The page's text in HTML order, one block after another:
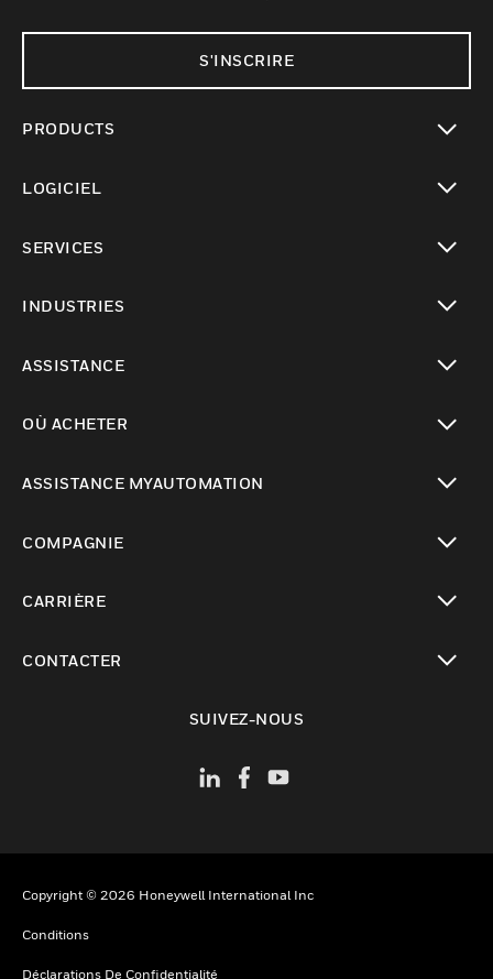
S'INSCRIRE
PRODUCTS
LOGICIEL
SERVICES
INDUSTRIES
ASSISTANCE
OÙ ACHETER
ASSISTANCE MYAUTOMATION
COMPAGNIE
CARRIÈRE
CONTACTER
SUIVEZ-NOUS
Copyright © 2026 Honeywell International Inc
Conditions
Déclarations De Confidentialité